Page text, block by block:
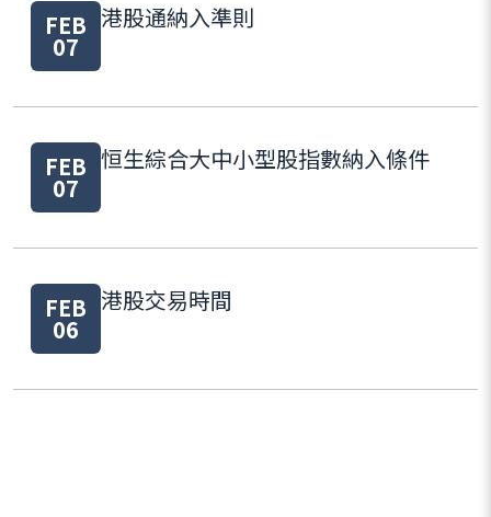
FEB
07
港股通納入準則
FEB
07
恒生綜合大中小型股指數納入條件
FEB
06
港股交易時間